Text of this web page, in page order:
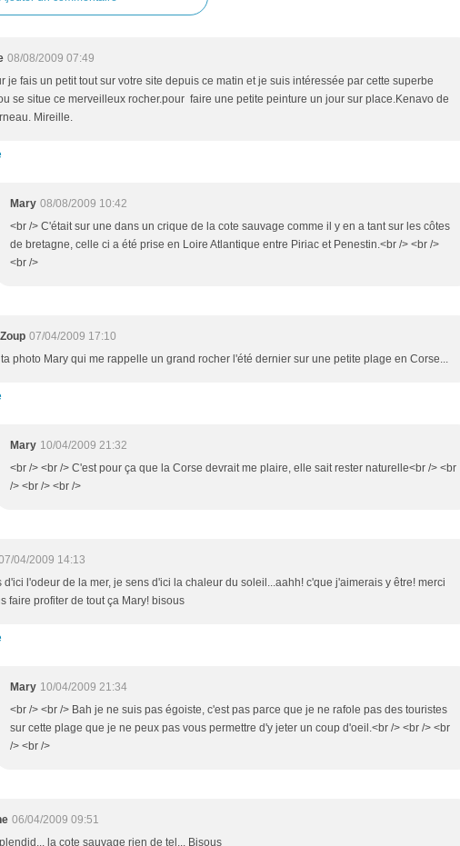
08/08/2009 07:49
je fais un petit tout sur votre site depuis ce matin et je suis intéressée par cette superbe
se situe ce merveilleux rocher.pour faire une petite peinture un jour sur place.Kenavo de
Mireille.
Mary 08/08/2009 10:42
<br /> C'était sur une dans un crique de la cote sauvage comme il y en a tant sur les côtes
de bretagne, celle ci a été prise en Loire Atlantique entre Piriac et Penestin.<br /> <br />
<br />
07/04/2009 17:10
photo Mary qui me rappelle un grand rocher l'été dernier sur une petite plage en Corse...
Mary 10/04/2009 21:32
<br /> <br /> C'est pour ça que la Corse devrait me plaire, elle sait rester naturelle<br /> <br
/> <br /> <br />
04/2009 14:13
d'ici l'odeur de la mer, je sens d'ici la chaleur du soleil...aahh! c'que j'aimerais y être! merci
faire profiter de tout ça Mary! bisous
Mary 10/04/2009 21:34
<br /> <br /> Bah je ne suis pas égoiste, c'est pas parce que je ne rafole pas des touristes
sur cette plage que je ne peux pas vous permettre d'y jeter un coup d'oeil.<br /> <br /> <br
/> <br />
06/04/2009 09:51
la cote sauvage rien de tel... Bisous